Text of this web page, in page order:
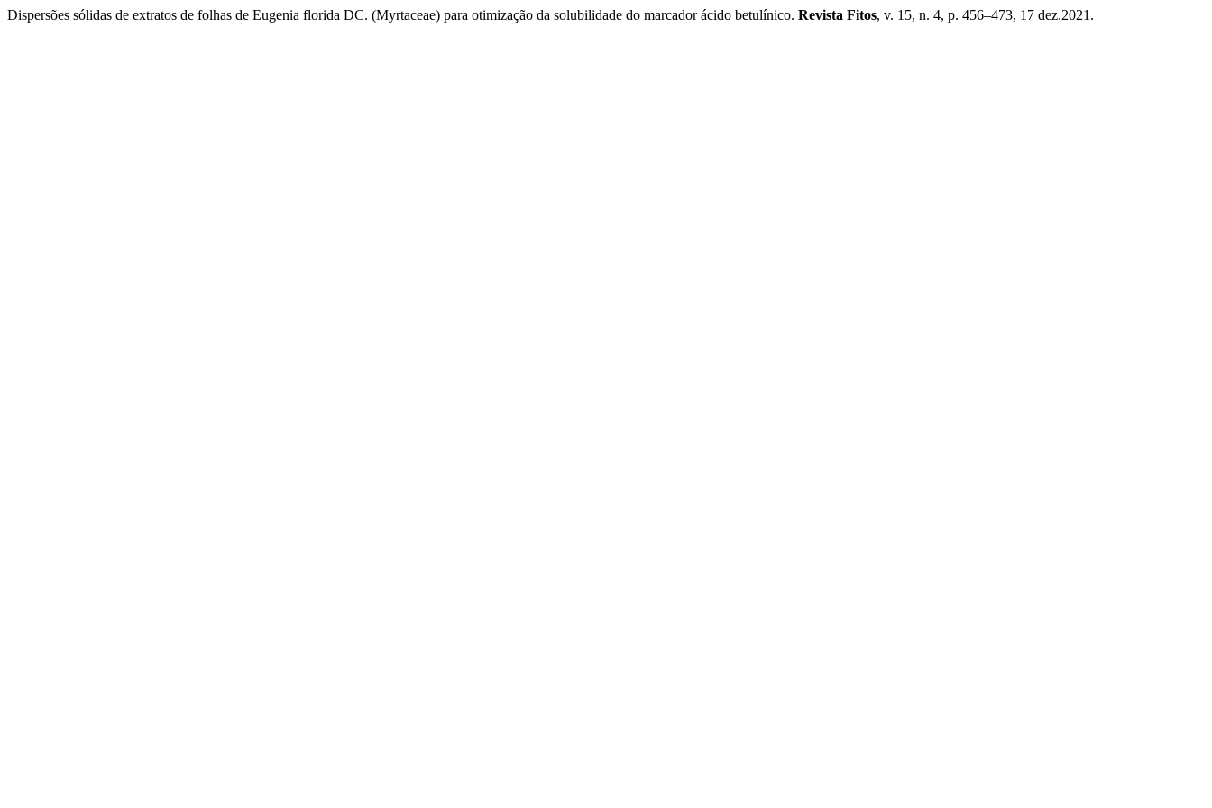
Dispersões sólidas de extratos de folhas de Eugenia florida DC. (Myrtaceae) para otimização da solubilidade do marcador ácido betulínico. Revista Fitos, v. 15, n. 4, p. 456–473, 17 dez.2021.